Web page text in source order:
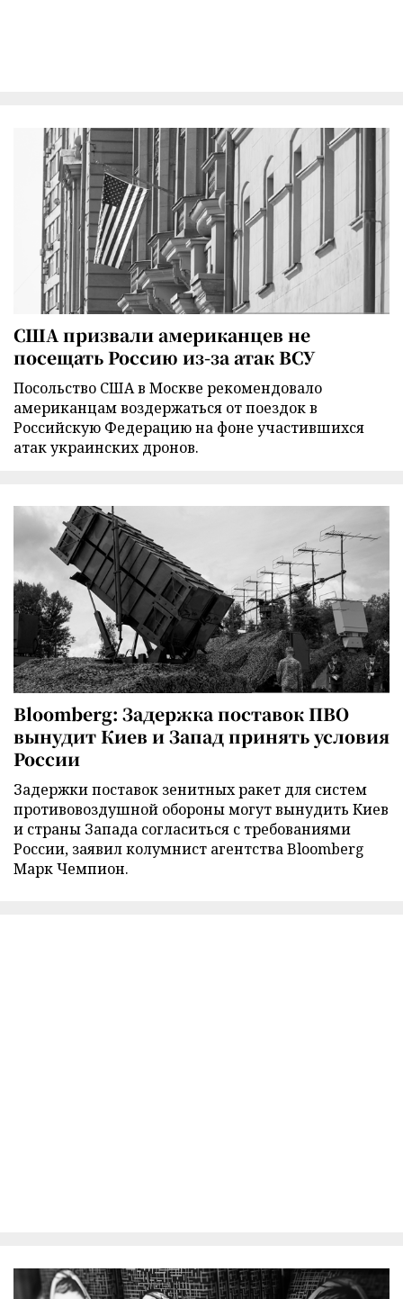
США призвали американцев не
посещать Россию из-за атак ВСУ
Посольство США в Москве рекомендовало
американцам воздержаться от поездок в
Российскую Федерацию на фоне участившихся
атак украинских дронов.
Bloomberg: Задержка поставок ПВО
вынудит Киев и Запад принять условия
России
Задержки поставок зенитных ракет для систем
противовоздушной обороны могут вынудить Киев
и страны Запада согласиться с требованиями
России, заявил колумнист агентства Bloomberg
Марк Чемпион.